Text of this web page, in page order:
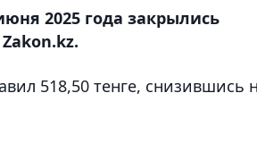
2025 года закрылись
518,50 тенге, снизившись